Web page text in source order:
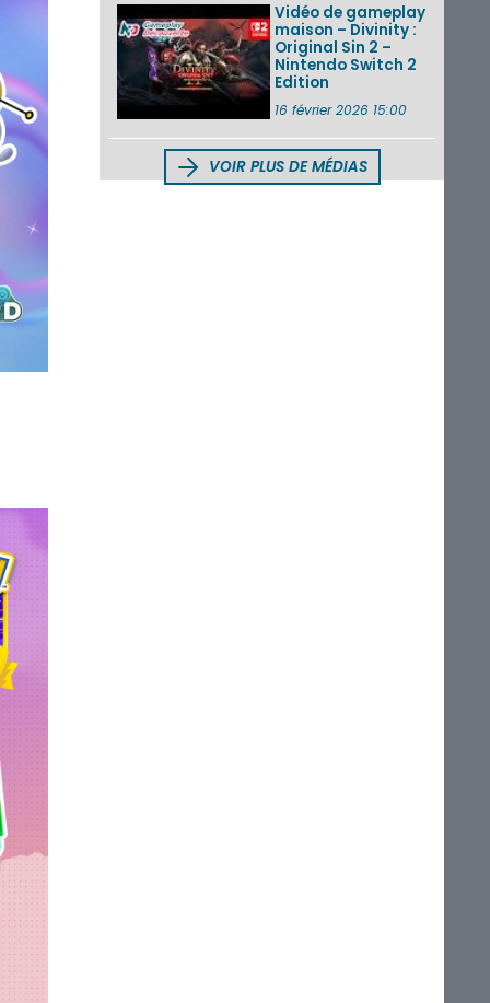
Vidéo de gameplay
maison – Divinity :
Original Sin 2 –
Nintendo Switch 2
Edition
16 février 2026 15:00
VOIR PLUS DE MÉDIAS